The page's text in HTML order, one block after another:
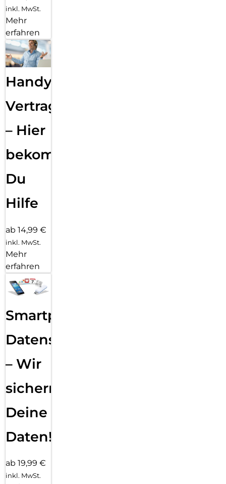
inkl. MwSt.
Mehr
erfahren
Handy
Vertragsabwicklung
– Hier
bekommst
Du
Hilfe
ab 14,99 €
inkl. MwSt.
Mehr
erfahren
Smartphone
Datensicherung
– Wir
sichern
Deine
Daten!
ab 19,99 €
inkl. MwSt.